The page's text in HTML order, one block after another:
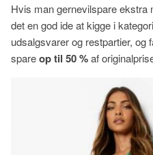
Hvis man gernevilspare ekstra
det en god ide at kigge i
udsalgsvarer og restpartier,
spareop til 50 %af